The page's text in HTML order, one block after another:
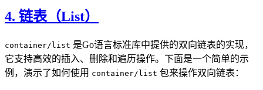
4. 链表（List）
container/list 是Go语言标准库中提供的双向链表的实现，
它支持高效的插入、删除和遍历操作。下面是一个简单的示
例，演示了如何使用 container/list 包来操作双向链表：